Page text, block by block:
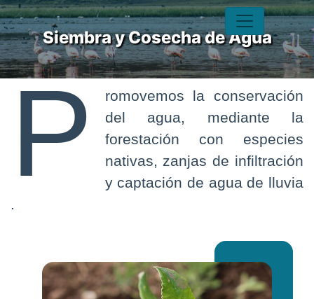
Siembra y Cosecha de Agua
P
romovemos la conservación
del agua, mediante la
forestación con especies
nativas, zanjas de infiltración
y captación de agua de lluvia
.